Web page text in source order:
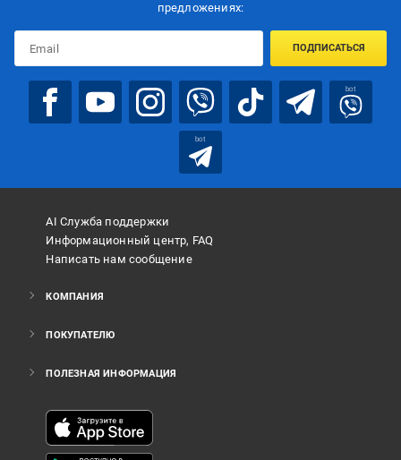
предложениях:
ПОДПИСАТЬСЯ
bot
bot
AI Служба поддержки
Информационный центр, FAQ
Написать нам сообщение
КОМПАНИЯ
ПОКУПАТЕЛЮ
ПОЛЕЗНАЯ ИНФОРМАЦИЯ